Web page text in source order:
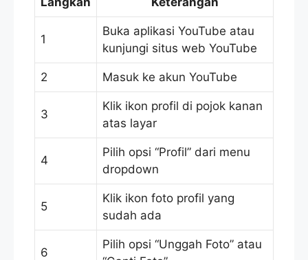
1
Buka aplikasi YouTube atau
kunjungi situs web YouTube
2 Masuk ke akun YouTube
3
Klik ikon profil di pojok kanan
atas layar
4
Pilih opsi “Profil” dari menu
dropdown
5
Klik ikon foto profil yang
sudah ada
6
Pilih opsi “Unggah Foto” atau